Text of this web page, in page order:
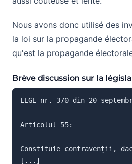
Nous avons donc utilisé des
la loi sur la propagande
qu'est la propagande
Brève discussion sur la
LEGE nr. 370 din 20
Articolul 55:
Constituie contravenții,
[...]